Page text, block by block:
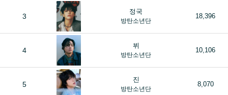
3
정국
방탄소년단
18,396
4
뷔
방탄소년단
10,106
5
진
방탄소년단
8,070